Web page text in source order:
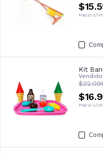
Precio s/
Kit
Precio s/